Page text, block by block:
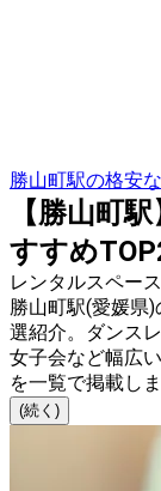
勝山町駅の格安
【勝山町
すすめ
レンタルスペー
勝山町駅(愛媛県
選紹介。ダンス
女子会など幅広
を一覧で掲載しま
(続く)